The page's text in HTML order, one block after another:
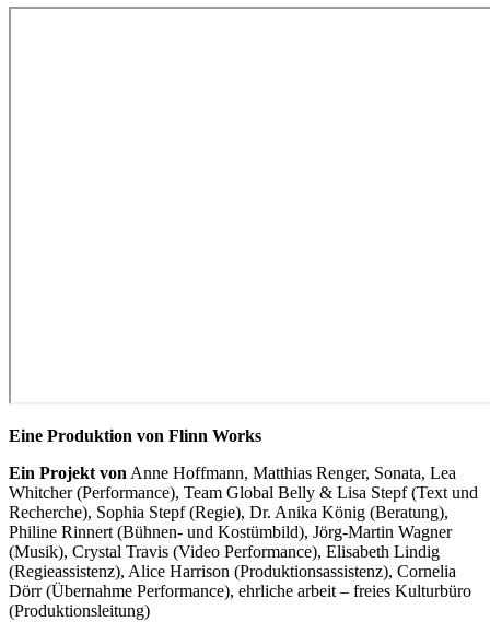
Eine Produktion von Flinn Works
Ein Projekt vonAnne Hoffmann, Matthias Renger, Sonata, Lea
Whitcher (Performance), Team Global Belly & Lisa Stepf (Text und
Recherche), Sophia Stepf (Regie), Dr. Anika König (Beratung),
Philine Rinnert (Bühnen- und Kostümbild), Jörg-Martin Wagner
(Musik), Crystal Travis (Video Performance), Elisabeth Lindig
(Regieassistenz), Alice Harrison (Produktionsassistenz), Cornelia
Dörr (Übernahme Performance), ehrliche arbeit – freies Kulturbüro
(Produktionsleitung)